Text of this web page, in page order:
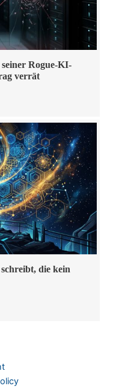
Rogue-KI-
verrät
die kein